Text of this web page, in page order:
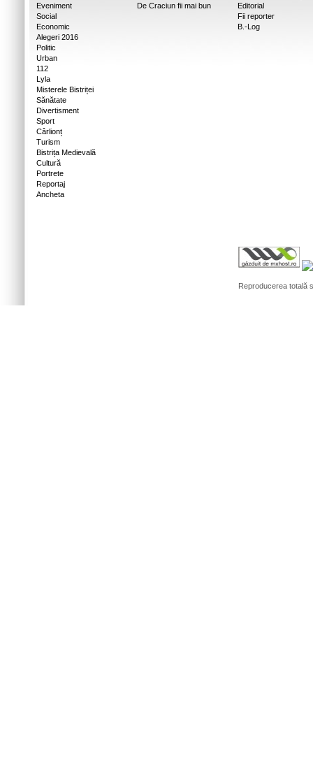
Eveniment
Social
Economic
Alegeri 2016
Politic
Urban
112
Lyla
Misterele Bistriței
Sănătate
Divertisment
Sport
Cârlionț
Turism
Bistrița Medievală
Cultură
Portrete
Reportaj
Ancheta
De Craciun fii mai bun
Editorial
Fii reporter
B.-Log
Reproducerea totală